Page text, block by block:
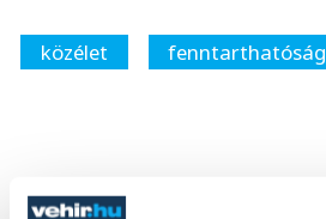
közélet fenntarthatóság